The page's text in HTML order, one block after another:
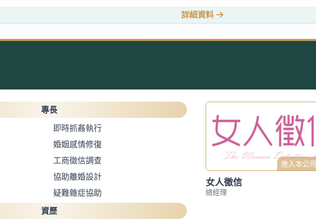
詳細資料
專長
即時抓姦執行
婚姻感情修復
工商徵信調查
協助離婚設計
疑難雜症協助
資歷
進入本公
女人徵信
總經理